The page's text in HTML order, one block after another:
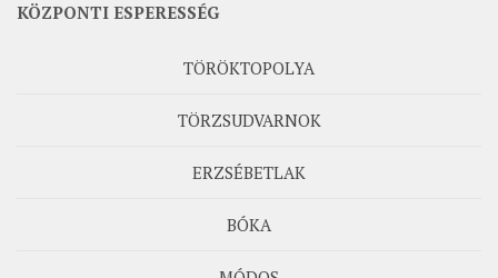
KÖZPONTI ESPERESSÉG
TÖRÖKTOPOLYA
TÖRZSUDVARNOK
ERZSÉBETLAK
BÓKA